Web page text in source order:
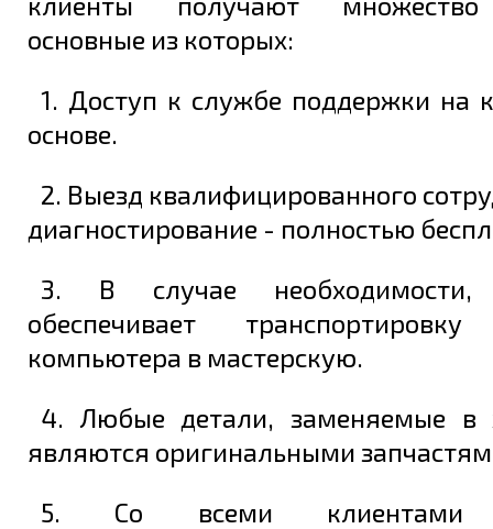
основные из которых:
1. Доступ к службе поддержки на
основе.
2. Выезд квалифицированного
диагностирование - полностью
3. В случае необходимости,
обеспечивает
компьютера в мастерскую.
4. Любые детали, заменяемые в
являются оригинальными
5. Со всеми клиентами